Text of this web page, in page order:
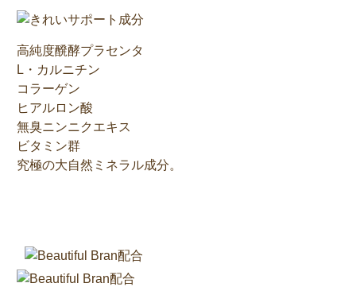
高純度醗酵プラセンタ
L・カルニチン
コラーゲン
ヒアルロン酸
無臭ニンニクエキス
ビタミン群
究極の大自然ミネラル成分。